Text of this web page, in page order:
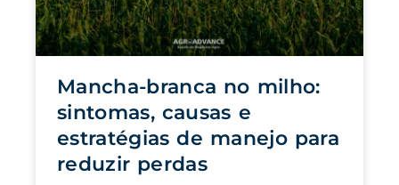
Mancha-branca no milho:
sintomas, causas e
estratégias de manejo para
reduzir perdas